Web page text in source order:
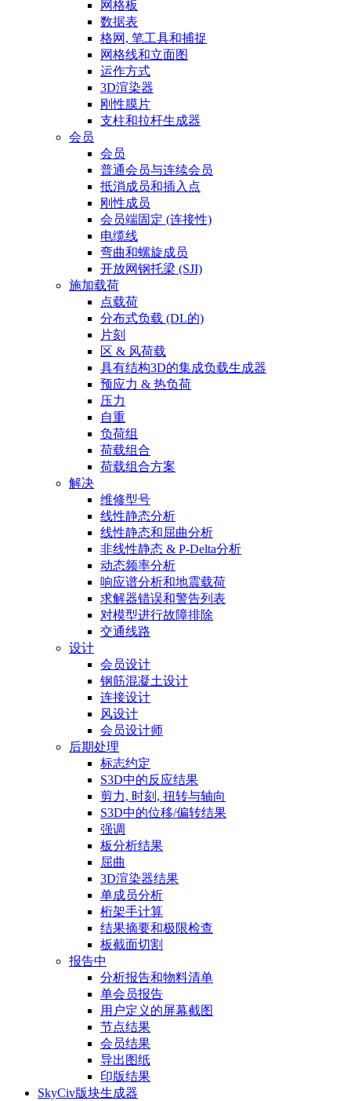
网格板
数据表
格网, 笔工具和捕捉
网格线和立面图
运作方式
3D渲染器
刚性膜片
支柱和拉杆生成器
会员
会员
普通会员与连续会员
抵消成员和插入点
刚性成员
会员端固定 (连接性)
电缆线
弯曲和螺旋成员
开放网钢托梁 (SJI)
施加载荷
点载荷
分布式负载 (DL的)
片刻
区 & 风荷载
具有结构3D的集成负载生成器
预应力 & 热负荷
压力
自重
负荷组
荷载组合
荷载组合方案
解决
维修型号
线性静态分析
线性静态和屈曲分析
非线性静态 & P-Delta分析
动态频率分析
响应谱分析和地震载荷
求解器错误和警告列表
对模型进行故障排除
交通线路
设计
会员设计
钢筋混凝土设计
连接设计
风设计
会员设计师
后期处理
标志约定
S3D中的反应结果
剪力, 时刻, 扭转与轴向
S3D中的位移/偏转结果
强调
板分析结果
屈曲
3D渲染器结果
单成员分析
桁架手计算
结果摘要和极限检查
板截面切割
报告中
分析报告和物料清单
单会员报告
用户定义的屏幕截图
节点结果
会员结果
导出图纸
印版结果
SkyCiv版块生成器